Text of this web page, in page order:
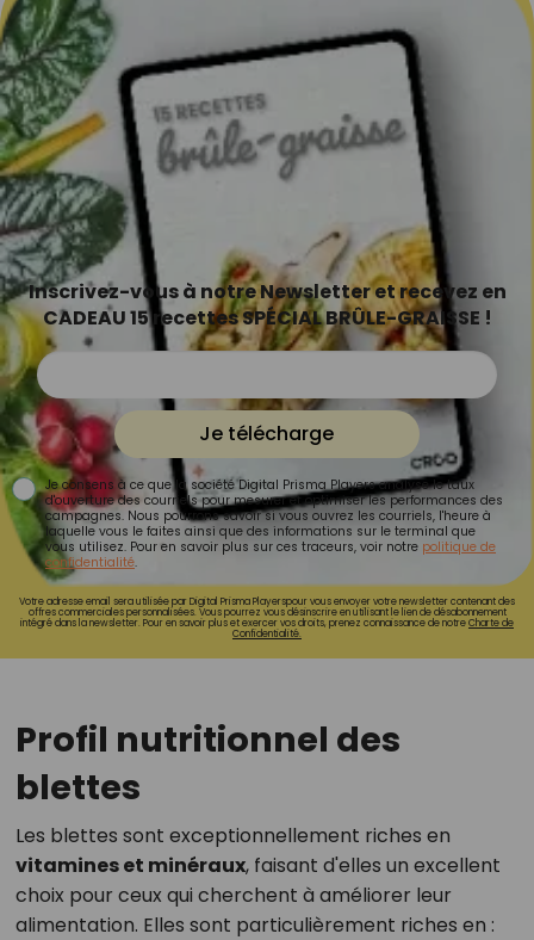
Inscrivez-vous à notre Newsletter et recevez en
CADEAU 15 recettes SPÉCIAL BRÛLE-GRAISSE !
Je télécharge
Je consens à ce que la société Digital Prisma Players analyse le taux
d'ouverture des courriels pour mesurer et optimiser les performances des
campagnes. Nous pourrons savoir si vous ouvrez les courriels, l'heure à
laquelle vous le faites ainsi que des informations sur le terminal que
vous utilisez. Pour en savoir plus sur ces traceurs, voir notre politique de
confidentialité.
Votre adresse email sera utilisée par Digital Prisma Playerspour vous envoyer votre newsletter contenant des
offres commerciales personnalisées. Vous pourrez vous désinscrire en utilisant le lien de désabonnement
intégré dans la newsletter. Pour en savoir plus et exercer vos droits, prenez connaissance de notreCharte de
Confidentialité.
Profil nutritionnel des
blettes
Les blettes sont exceptionnellement riches en
vitamines et minéraux, faisant d'elles un excellent
choix pour ceux qui cherchent à améliorer leur
alimentation. Elles sont particulièrement riches en :